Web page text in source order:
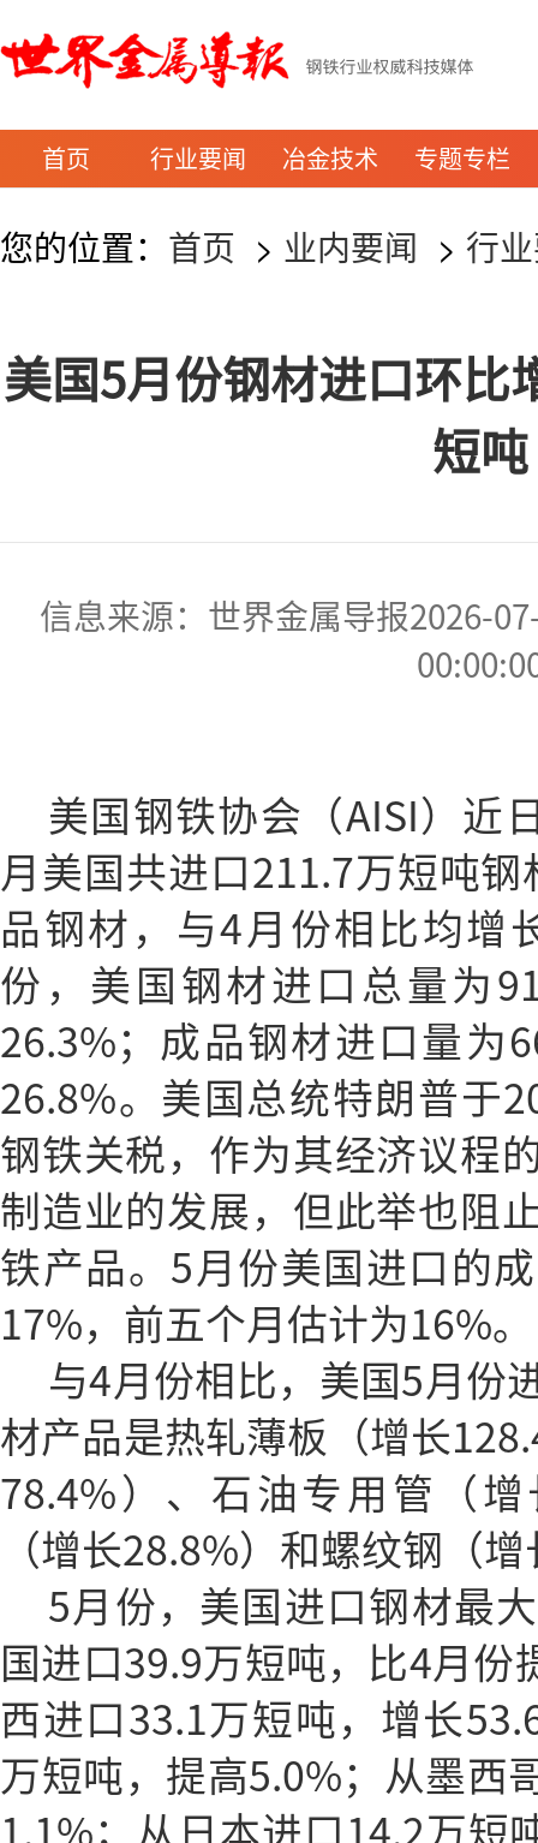
首页 行业要闻 冶金技术 专题专栏
您的位置： 首页 > 业内要闻 > 行
美国5月份钢材进口环比
短吨
信息来源：世界金属导报2026-
美国钢铁协会（AISI）近
月美国共进口211.7万短吨
品钢材，与4月份相比均增
份，美国钢材进口总量为
26.3%；成品钢材进口量为
26.8%。美国总统特朗普于
钢铁关税，作为其经济议程
制造业的发展，但此举也阻
铁产品。5月份美国进口的
17%，前五个月估计为16%。
与4月份相比，美国5月份
材产品是热轧薄板（增长
78.4%）、石油专用管（
（增长28.8%）和螺纹钢（
5月份，美国进口钢材最
国进口39.9万短吨，比4月份
西进口33.1万短吨，增长
万短吨，提高5.0%；从墨西
1.1%；从日本进口14.2万短